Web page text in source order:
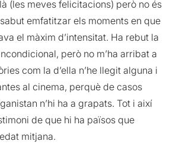
(les meves felicitacions) però no és
emfatitzar els moments en que
el màxim d’intensitat. Ha rebut la
però no m’ha arribat a
com la d’ella n’he llegit alguna i
al cinema, perquè de casos
n’hi ha a grapats. Tot i així
de que hi ha països que
mitjana.